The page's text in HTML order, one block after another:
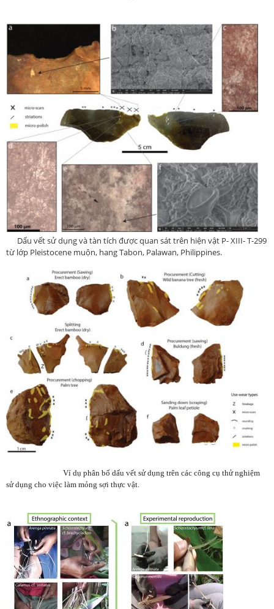
Dấu vết sử dụng và tàn tích được quan sát trên hiện vật P- XIII- T-299
từ lớp Pleistocene muộn, hang Tabon, Palawan, Philippines.
Ví dụ phân bố dấu vết sử dụng trên các công cụ thử nghiệm
sử dụng cho việc làm mỏng sợi thực vật.